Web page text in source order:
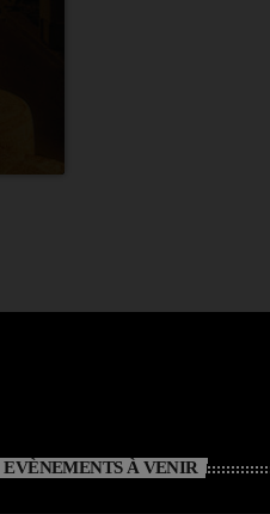
EVÈNEMENTS À VENIR